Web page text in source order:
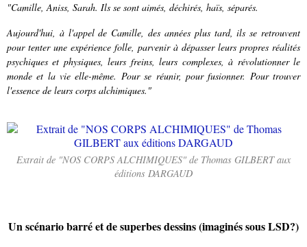
"Camille, Aniss, Sarah. Ils se sont aimés, déchirés, haïs, séparés.
Aujourd'hui, à l'appel de Camille, des années plus tard, ils se retrouvent
pour tenter une expérience folle, parvenir à dépasser leurs propres réalités
psychiques et physiques, leurs freins, leurs complexes, à révolutionner le
monde et la vie elle-même. Pour se réunir, pour fusionner. Pour trouver
l'essence de leurs corps alchimiques."
Extrait de "NOS CORPS ALCHIMIQUES" de Thomas GILBERT aux
éditions DARGAUD
Un scénario barré et de superbes dessins (imaginés sous LSD?)